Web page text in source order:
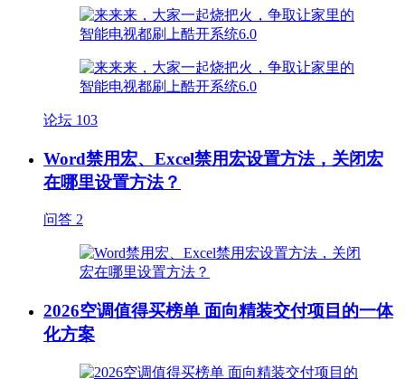
论坛 103
Word禁用宏、Excel禁用宏设置方法，关闭宏
在哪里设置方法？
问答 2
2026空调值得买榜单 面向精装交付项目的一体
化方案